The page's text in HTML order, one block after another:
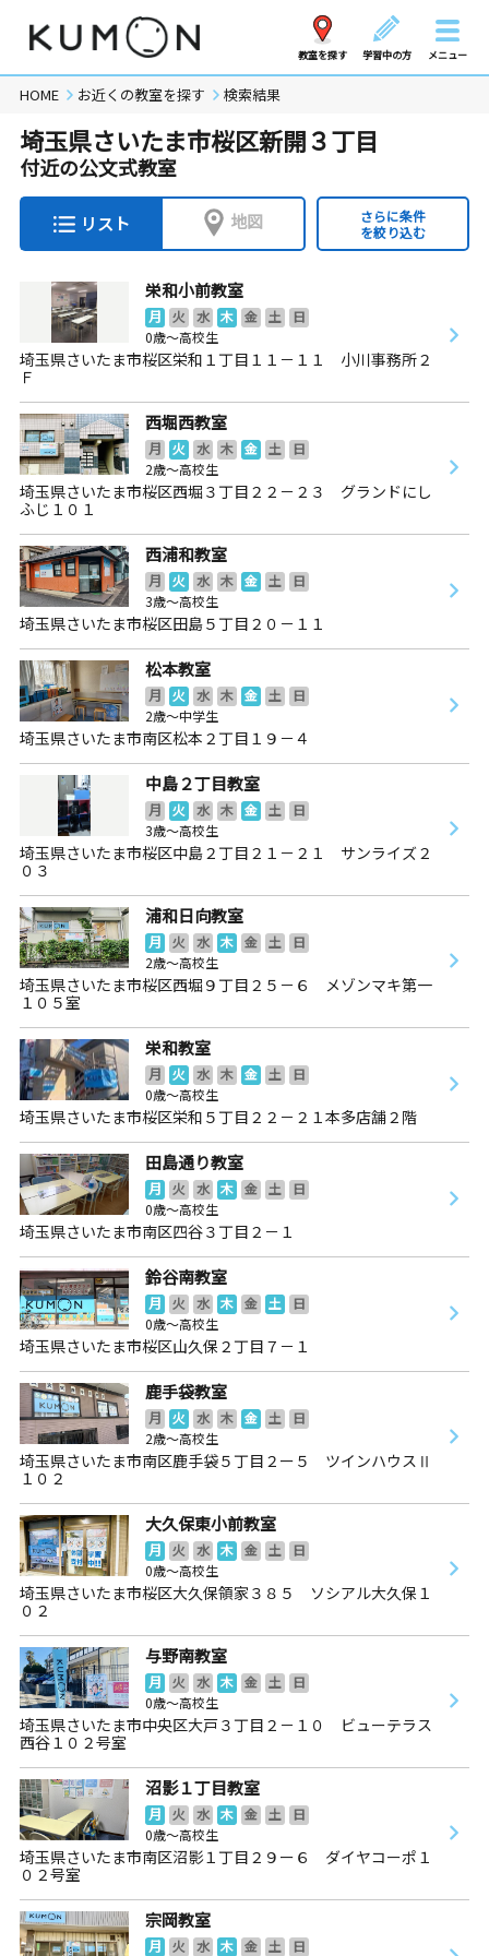
教室を探す 学習中の方 メニュー
HOME お近くの教室を探す 検索結果
埼玉県さいたま市桜区新開３丁目
付近の公文式教室
リスト 地図
さらに条件
を絞り込む
栄和小前教室
月 火 水 木 金 土
日
0歳～高校生
埼玉県さいたま市桜区栄和１丁目１１－１１ 小川事務所２
Ｆ
西堀西教室
月 火 水 木 金 土
日
2歳～高校生
埼玉県さいたま市桜区西堀３丁目２２－２３ グランドにし
ふじ１０１
西浦和教室
月 火 水 木 金 土
日
3歳～高校生
埼玉県さいたま市桜区田島５丁目２０－１１
松本教室
月 火 水 木 金 土
日
2歳～中学生
埼玉県さいたま市南区松本２丁目１９－４
中島２丁目教室
月 火 水 木 金 土
日
3歳～高校生
埼玉県さいたま市桜区中島２丁目２１－２１ サンライズ２
０３
浦和日向教室
月 火 水 木 金 土
日
2歳～高校生
埼玉県さいたま市桜区西堀９丁目２５－６ メゾンマキ第一
１０５室
栄和教室
月 火 水 木 金 土
日
0歳～高校生
埼玉県さいたま市桜区栄和５丁目２２－２１本多店舗２階
田島通り教室
月 火 水 木 金 土
日
0歳～高校生
埼玉県さいたま市南区四谷３丁目２－１
鈴谷南教室
月 火 水 木 金 土
日
0歳～高校生
埼玉県さいたま市桜区山久保２丁目７－１
鹿手袋教室
月 火 水 木 金 土
日
2歳～高校生
埼玉県さいたま市南区鹿手袋５丁目２ー５ ツインハウスⅡ
１０２
大久保東小前教室
月 火 水 木 金 土
日
0歳～高校生
埼玉県さいたま市桜区大久保領家３８５ ソシアル大久保１
０２
与野南教室
月 火 水 木 金 土
日
0歳～高校生
埼玉県さいたま市中央区大戸３丁目２－１０ ビューテラス
西谷１０２号室
沼影１丁目教室
月 火 水 木 金 土
日
0歳～高校生
埼玉県さいたま市南区沼影１丁目２９ー６ ダイヤコーポ１
０２号室
宗岡教室
月 火 水 木 金 土 日